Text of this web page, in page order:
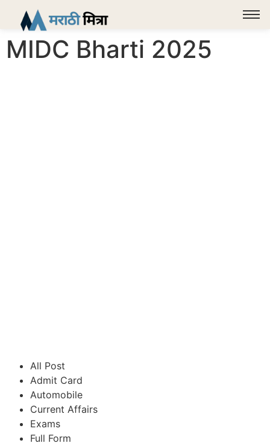
MIDC Bharti 2025
All Post
Admit Card
Automobile
Current Affairs
Exams
Full Form